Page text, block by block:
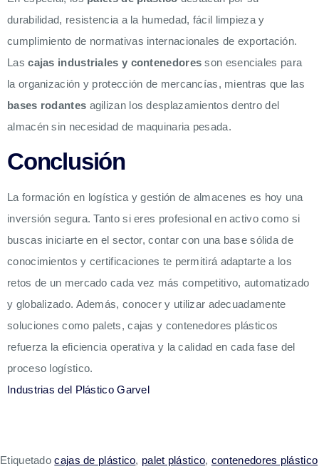
durabilidad, resistencia a la humedad, fácil limpieza y
cumplimiento de normativas internacionales de exportación.
Lascajas industriales y contenedores son esenciales para
la organización y protección de mercancías, mientras que las
bases rodantes agilizan los desplazamientos dentro del
almacén sin necesidad de maquinaria pesada.
Conclusión
La formación en logística y gestión de almacenes es hoy una
inversión segura. Tanto si eres profesional en activo como si
buscas iniciarte en el sector, contar con una base sólida de
conocimientos y certificaciones te permitirá adaptarte a los
retos de un mercado cada vez más competitivo, automatizado
y globalizado. Además, conocer y utilizar adecuadamente
soluciones como palets, cajas y contenedores plásticos
refuerza la eficiencia operativa y la calidad en cada fase del
proceso logístico.
Industrias del Plástico Garvel
Etiquetadocajas de plástico, palet plástico, contenedores plástico